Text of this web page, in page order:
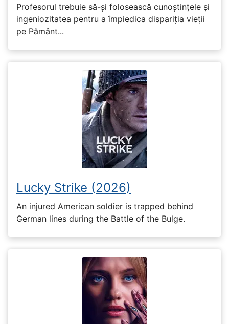
Profesorul trebuie să-și folosească cunoștințele și
ingeniozitatea pentru a împiedica dispariția vieții
pe Pământ...
Lucky Strike (2026)
An injured American soldier is trapped behind
German lines during the Battle of the Bulge.